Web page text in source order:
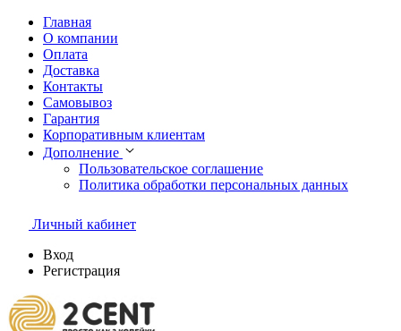
Главная
О компании
Оплата
Доставка
Контакты
Самовывоз
Гарантия
Корпоративным клиентам
Дополнение
Пользовательское соглашение
Политика обработки персональных данных
Личный кабинет
Вход
Регистрация